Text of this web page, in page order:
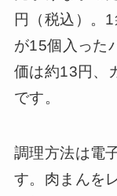
円（税込）。
が15個入った
価は約13円、
です。
調理方法は電
す。肉まんを